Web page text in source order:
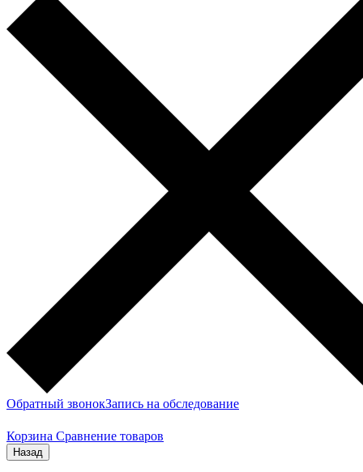
Обратный звонокЗапись на обследование
Корзина Сравнение товаров
Назад